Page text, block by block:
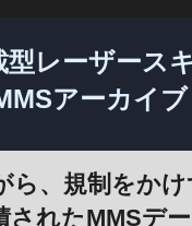
型レーザース
アーカイブ
ら、規制をか
されたMMSデ